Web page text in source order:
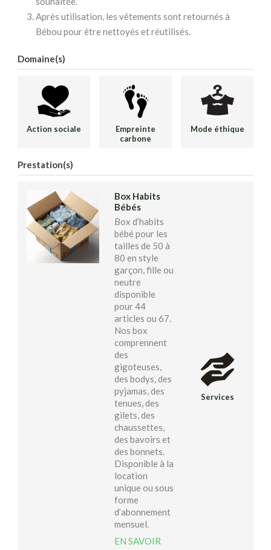
Après utilisation, les vêtements sont retournés à
Bébou pour être nettoyés et réutilisés.
Domaine(s)
Action sociale
Empreinte
carbone
Mode éthique
Prestation(s)
Box Habits
Bébés
Box d’habits
bébé pour les
tailles de 50 à
80 en style
garçon, fille ou
neutre
disponible
pour 44
articles ou 67.
Nos box
comprennent
des
gigoteuses,
des bodys, des
pyjamas, des
tenues, des
gilets, des
chaussettes,
des bavoirs et
des bonnets.
Disponible à la
location
unique ou sous
forme
d’abonnement
mensuel.
EN SAVOIR
Services